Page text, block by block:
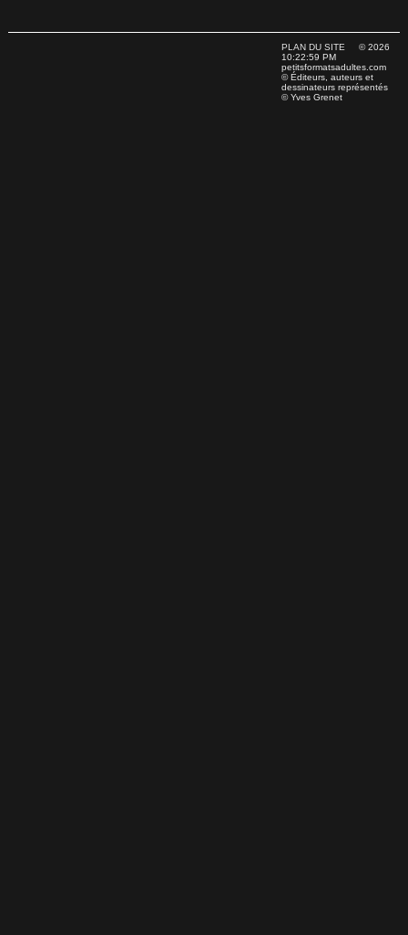
PLAN DU SITE © 2026
10:22:59 PM
petitsformatsadultes.com
© Éditeurs, auteurs et
dessinateurs représentés
© Yves Grenet